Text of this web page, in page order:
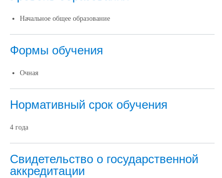
Начальное общее образование
Формы обучения
Очная
Нормативный срок обучения
4 года
Свидетельство о государственной
аккредитации